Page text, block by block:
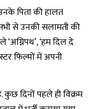
पिता की हालत
से उनकी सलामती की
‘हम दिल दे
फिल्मों में अपनी
कुछ दिनों पहले ही विक्रम